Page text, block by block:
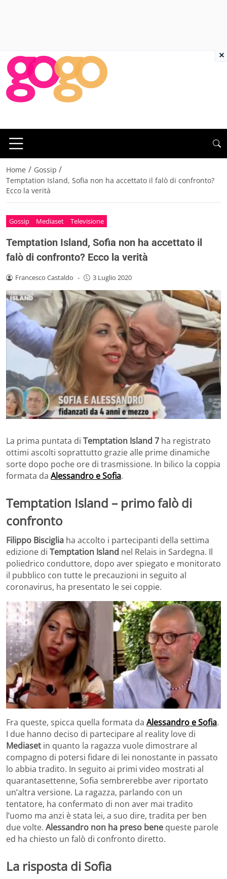
Home / Gossip /
Temptation Island, Sofia non ha accettato il falò di confronto?
Ecco la verità
Gossip Mediaset Televisione
Temptation Island, Sofia non ha accettato il
falò di confronto? Ecco la verità
Francesco Castaldo - 3 Luglio 2020
La prima puntata di Temptation Island 7 ha registrato
ottimi ascolti soprattutto grazie alle prime dinamiche
sorte dopo poche ore di trasmissione. In bilico la coppia
formata da Alessandro e Sofia.
Temptation Island – primo falò di
confronto
Filippo Bisciglia ha accolto i partecipanti della settima
edizione di Temptation Island nel Relais in Sardegna. Il
poliedrico conduttore, dopo aver spiegato e monitorato
il pubblico con tutte le precauzioni in seguito al
coronavirus, ha presentato le sei coppie.
Fra queste, spicca quella formata da Alessandro e Sofia.
I due hanno deciso di partecipare al reality love di
Mediaset in quanto la ragazza vuole dimostrare al
compagno di potersi fidare di lei nonostante in passato
lo abbia tradito. In seguito ai primi video mostrati al
quarantasettenne, Sofia sembrerebbe aver riportato
un’altra versione. La ragazza, parlando con un
tentatore, ha confermato di non aver mai tradito
l’uomo ma anzi è stata lei, a suo dire, tradita per ben
due volte. Alessandro non ha preso bene queste parole
ed ha chiesto un falò di confronto diretto.
La risposta di Sofia
×